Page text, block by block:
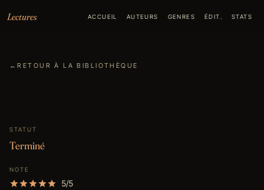
Lectures
ACCUEIL AUTEURS GENRES ÉDIT. STATS
←RETOUR À LA BIBLIOTHÈQUE
STATUT
Terminé
NOTE
5/5